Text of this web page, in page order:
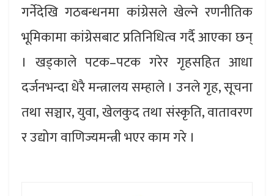
गर्नेदेखि गठबन्धनमा कांग्रेसले खेल्ने रणनीतिक
भूमिकामा कांग्रेसबाट प्रतिनिधित्व गर्दै आएका छन्
। खड्काले पटक–पटक गरेर गृहसहित आधा
दर्जनभन्दा धेरै मन्त्रालय सम्हाले । उनले गृह, सूचना
तथा सञ्चार, युवा, खेलकुद तथा संस्कृति, वातावरण
र उद्योग वाणिज्यमन्त्री भएर काम गरे ।